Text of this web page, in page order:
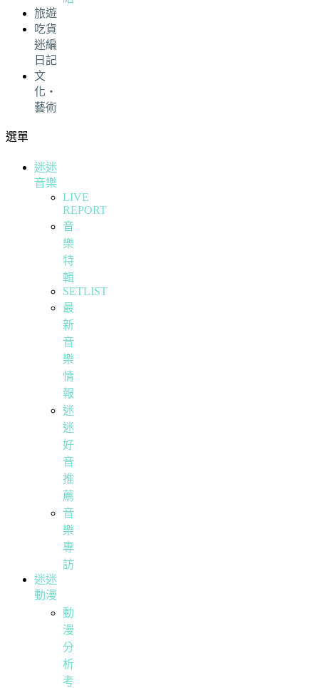
旅遊
吃貨
迷編
日記
文
化・
藝術
選單
迷迷
音樂
LIVE
REPORT
音
樂
特
輯
SETLIST
最
新
音
樂
情
報
迷
迷
好
音
推
薦
音
樂
專
訪
迷迷
動漫
動
漫
分
析
考